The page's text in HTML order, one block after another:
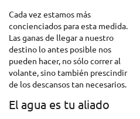
Cada vez estamos más
concienciados para esta medida.
Las ganas de llegar a nuestro
destino lo antes posible nos
pueden hacer, no sólo correr al
volante, sino también prescindir
de los descansos tan necesarios.
El agua es tu aliado